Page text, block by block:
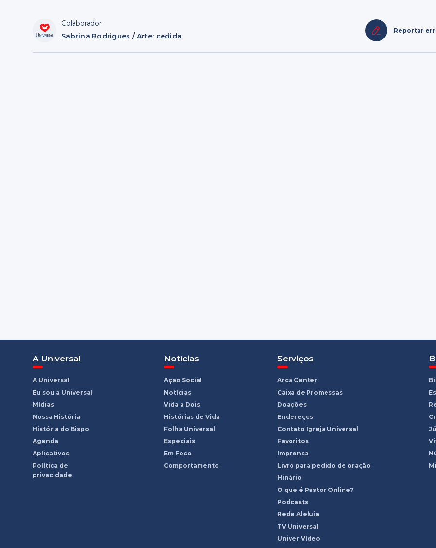
Colaborador
Sabrina Rodrigues / Arte: cedida
Reportar
A Universal
A Universal
Eu sou a Universal
Mídias
Nossa História
História do Bispo
Agenda
Aplicativos
Política de
privacidade
Notícias
Ação Social
Notícias
Vida a Dois
Histórias de Vida
Folha Universal
Especiais
Em Foco
Comportamento
Serviços
Arca Center
Caixa de Promessas
Doações
Endereços
Contato Igreja Universal
Favoritos
Imprensa
Livro para pedido de oração
Hinário
O que é Pastor Online?
Podcasts
Rede Aleluia
TV Universal
Univer Vídeo